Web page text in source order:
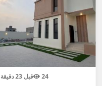
قبل 23 دقيقة 24